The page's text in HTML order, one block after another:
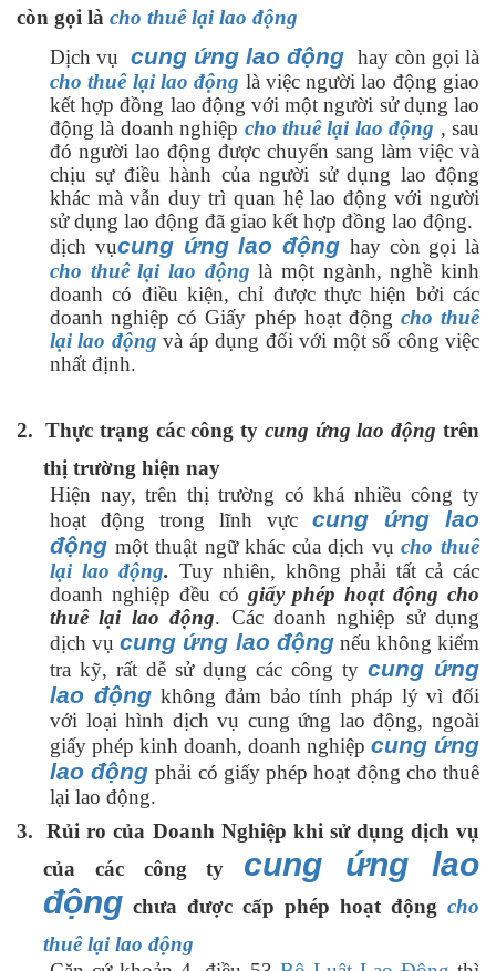
còn gọi là cho thuê lại lao động
Dịch vụ cung ứng lao động hay còn gọi là
cho thuê lại lao động là việc người lao động giao
kết hợp đồng lao động với một người sử dụng lao
động là doanh nghiệp cho thuê lại lao động , sau
đó người lao động được chuyển sang làm việc và
chịu sự điều hành của người sử dụng lao động
khác mà vẫn duy trì quan hệ lao động với người
sử dụng lao động đã giao kết hợp đồng lao động.
dịch vụcung ứng lao động hay còn gọi là
cho thuê lại lao động là một ngành, nghề kinh
doanh có điều kiện, chỉ được thực hiện bởi các
doanh nghiệp có Giấy phép hoạt động cho thuê
lại lao động và áp dụng đối với một số công việc
nhất định.
2. Thực trạng các công ty cung ứng lao động trên
thị trường hiện nay
Hiện nay, trên thị trường có khá nhiều công ty
hoạt động trong lĩnh vực cung ứng lao
động một thuật ngữ khác của dịch vụcho thuê
lại lao động. Tuy nhiên, không phải tất cả các
doanh nghiệp đều có giấy phép hoạt động cho
thuê lại lao động. Các doanh nghiệp sử dụng
dịch vụcung ứng lao độngnếu không kiểm
tra kỹ, rất dễ sử dụng các công ty cung ứng
lao động không đảm bảo tính pháp lý vì đối
với loại hình dịch vụ cung ứng lao động, ngoài
giấy phép kinh doanh, doanh nghiệp cung ứng
lao động phải có giấy phép hoạt động cho thuê
lại lao động.
3.
Rủi ro của Doanh Nghiệp khi sử dụng dịch vụ
của các công ty cung ứng lao
động chưa được cấp phép hoạt động cho
thuê lại lao động